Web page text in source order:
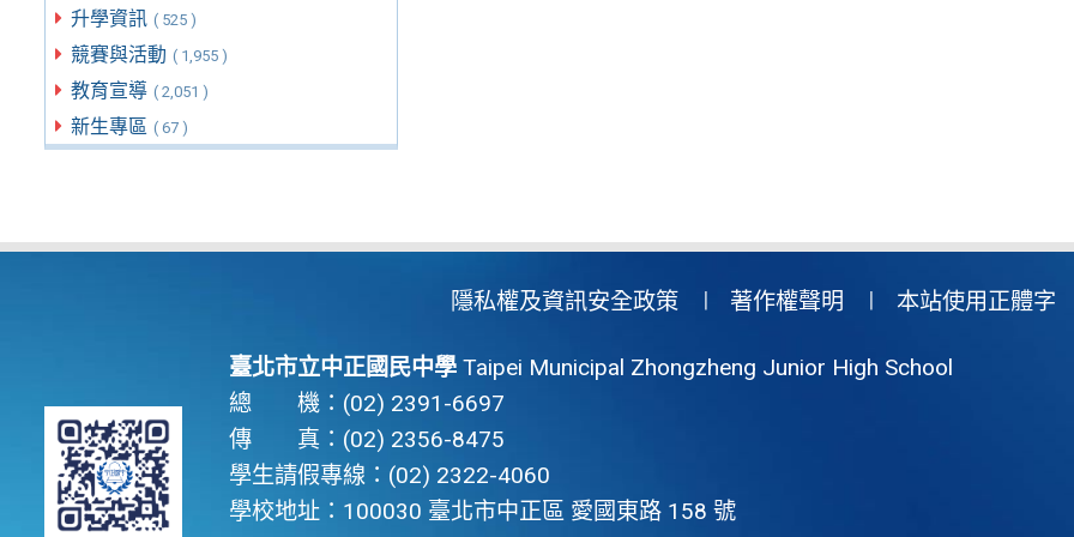
升學資訊 ( 525 )
競賽與活動 ( 1,955 )
教育宣導 ( 2,051 )
新生專區 ( 67 )
隱私權及資訊安全政策 著作權聲明 本站使用正體字
臺北市立中正國民中學Taipei Municipal Zhongzheng Junior High School
總 機：(02) 2391-6697
傳 真：(02) 2356-8475
學生請假專線：(02) 2322-4060
學校地址：100030 臺北市中正區 愛國東路 158 號